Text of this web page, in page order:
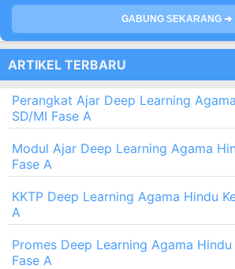
GABUNG SEKARANG ➔
ARTIKEL TERBARU
Perangkat Ajar Deep Learning
SD/MI Fase A
Modul Ajar Deep Learning Agama
Fase A
KKTP Deep Learning Agama Hindu
A
Promes Deep Learning Agama Hindu
Fase A